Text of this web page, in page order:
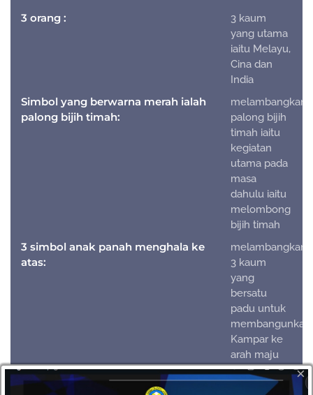
3 orang :
3 kaum
yang utama
iaitu Melayu,
Cina dan
India
Simbol yang berwarna merah ialah
palong bijih timah:
melambangkan
palong bijih
timah iaitu
kegiatan
utama pada
masa
dahulu iaitu
melombong
bijih timah
3 simbol anak panah menghala ke
atas:
melambangkan
3 kaum
yang
bersatu
padu untuk
membangunkan
Kampar ke
arah maju
dan
membangun.
×